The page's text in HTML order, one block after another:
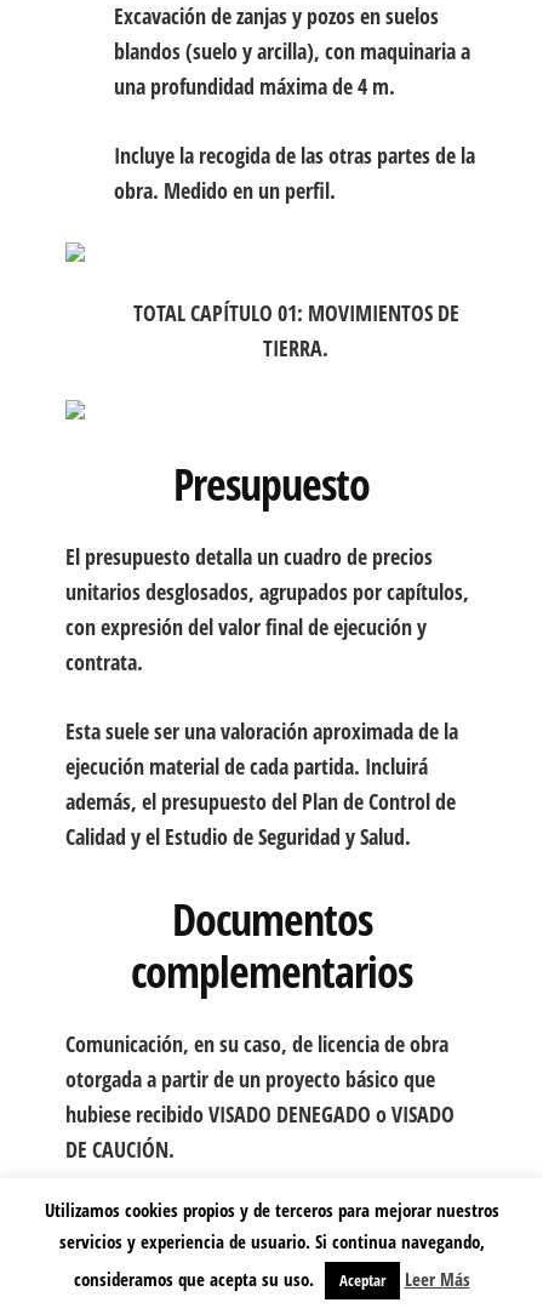
Excavación de zanjas y pozos en suelos
blandos (suelo y arcilla), con maquinaria a
una profundidad máxima de 4 m.
Incluye la recogida de las otras partes de la
obra. Medido en un perfil.
TOTAL CAPÍTULO 01: MOVIMIENTOS DE
TIERRA.
Presupuesto
El presupuesto detalla un cuadro de precios
unitarios desglosados, agrupados por capí­tulos,
con expresión del valor final de ejecución y
contrata.
Esta suele ser una valoración aproximada de la
ejecución material de cada partida. Incluirá
además, el presupuesto del Plan de Control de
Calidad y el Estudio de Seguridad y Salud.
Documentos
complementarios
Comunicación, en su caso, de licencia de obra
otorgada a partir de un proyecto básico que
hubiese recibido VISADO DENEGADO o VISADO
DE CAUCIÓN.
También se considera elestudio geotécnico, del
cual se debe aportara una copia para el archivo
colegial.
Utilizamos cookies propios y de terceros para mejorar nuestros
servicios y experiencia de usuario. Si continua navegando,
consideramos que acepta su uso.
Aceptar Leer Más